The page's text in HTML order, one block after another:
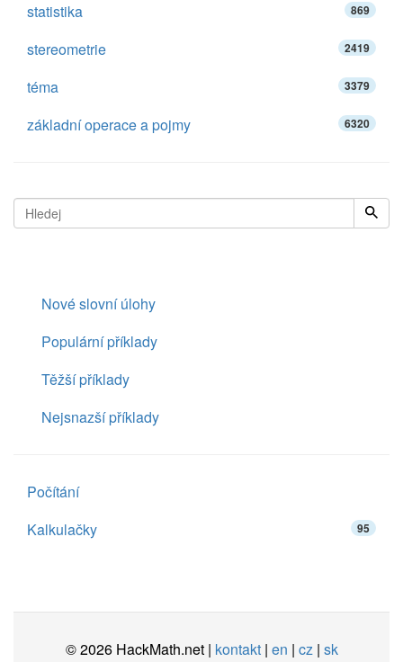
statistika 869
stereometrie 2419
téma 3379
základní operace a pojmy 6320
Nové slovní úlohy
Populární příklady
Těžší příklady
Nejsnazší příklady
Počítání
Kalkulačky
95
© 2026 HackMath.net | kontakt| en | cz| sk